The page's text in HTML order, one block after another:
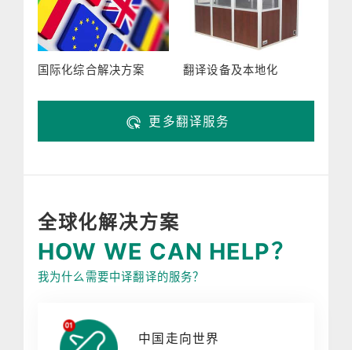
国际化综合解决方案 翻译设备及本地化
更多翻译服务
全球化解决方案
HOW WE CAN HELP？
我为什么需要中译翻译的服务？
中国走向世界